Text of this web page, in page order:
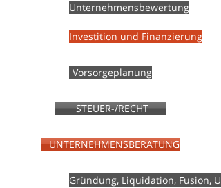
Unternehmensbewertung
Investition und Finanzierung
Vorsorgeplanung
STEUER-/RECHT
UNTERNEHMENSBERATUNG
Gründung, Liquidation, Fusion,